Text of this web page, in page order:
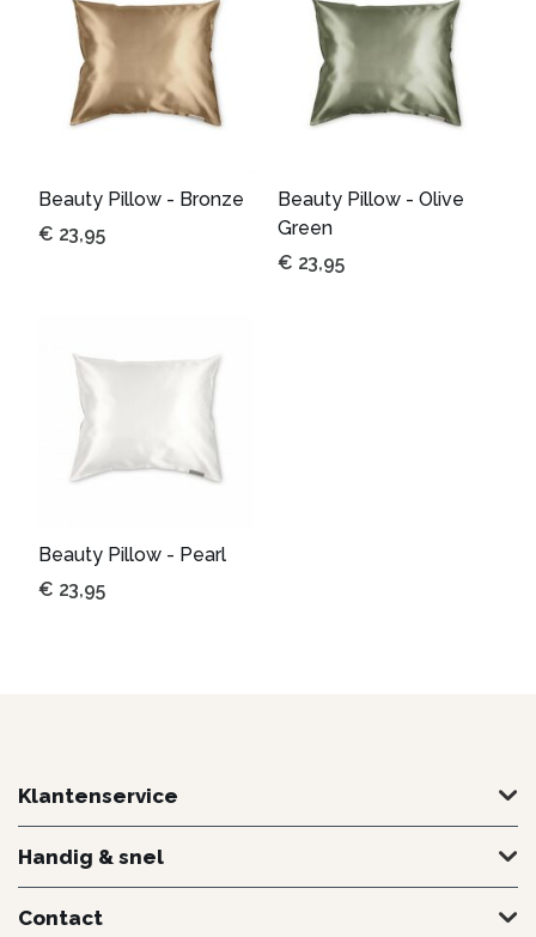
Beauty Pillow - Bronze
€ 23,95
Beauty Pillow - Olive
Green
€ 23,95
Beauty Pillow - Pearl
€ 23,95
Klantenservice
Handig & snel
Contact